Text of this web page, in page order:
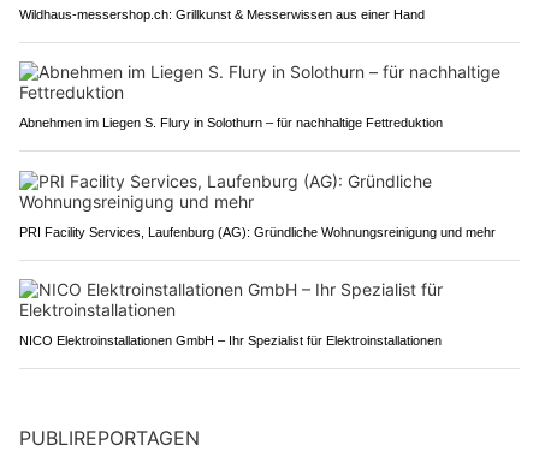
Wildhaus-messershop.ch: Grillkunst & Messerwissen aus einer Hand
Abnehmen im Liegen S. Flury in Solothurn – für nachhaltige Fettreduktion
PRI Facility Services, Laufenburg (AG): Gründliche Wohnungsreinigung und mehr
NICO Elektroinstallationen GmbH – Ihr Spezialist für Elektroinstallationen
PUBLIREPORTAGEN